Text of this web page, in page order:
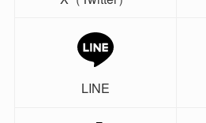
LINE